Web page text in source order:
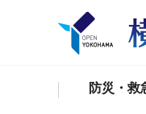
防災・救